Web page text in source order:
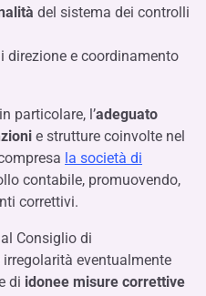
del sistema dei controlli
direzione e coordinamento
particolare, l’adeguato
e strutture coinvolte nel
la società di
contabile, promuovendo,
correttivi.
al Consiglio di
eventualmente
di idonee misure correttive